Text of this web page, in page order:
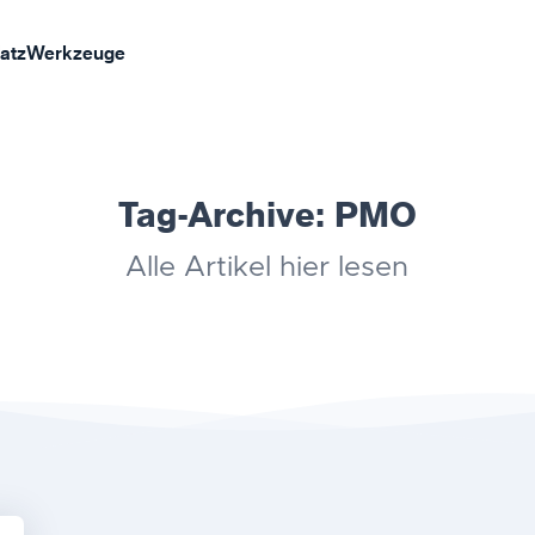
Werkzeuge
Tag-Archive: PMO
Alle Artikel hier lesen